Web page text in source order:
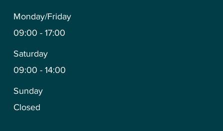
09:00 - 17:00
Monday/Friday
09:00 - 14:00
Saturday
Closed
Sunday